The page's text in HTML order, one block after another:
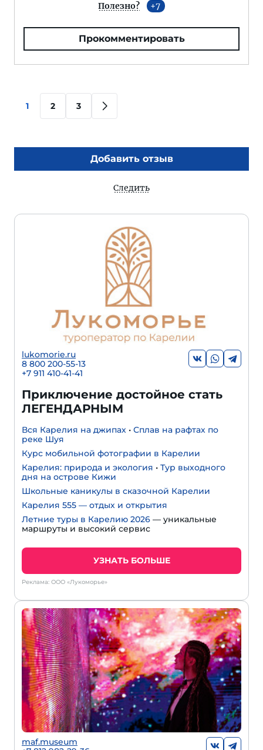
Полезно? 7
Прокомментировать
1 2 3
Добавить отзыв
Следить
lukomorie.ru
8 800 200-55-13
+7 911 410-41-41
Приключение достойное стать
ЛЕГЕНДАРНЫМ
Вся Карелия на джипах • Сплав на рафтах по
реке Шуя
Курс мобильной фотографии в Карелии
Карелия: природа и экология • Тур выходного
дня на острове Кижи
Школьные каникулы в сказочной Карелии
Карелия 555 — отдых и открытия
Летние туры в Карелию 2026 — уникальные
маршруты и высокий сервис
УЗНАТЬ БОЛЬШЕ
Реклама: ООО «Лукоморье»
maf.museum